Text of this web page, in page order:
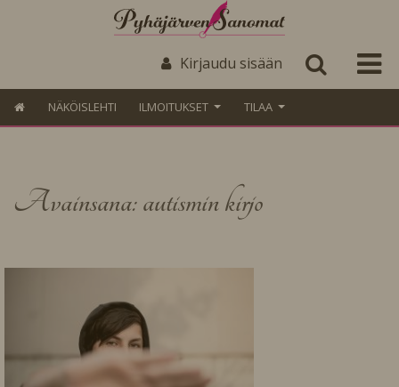
Kirjaudu sisään
NÄKÖISLEHTI ILMOITUKSET TILAA
Avainsana: autismin kirjo